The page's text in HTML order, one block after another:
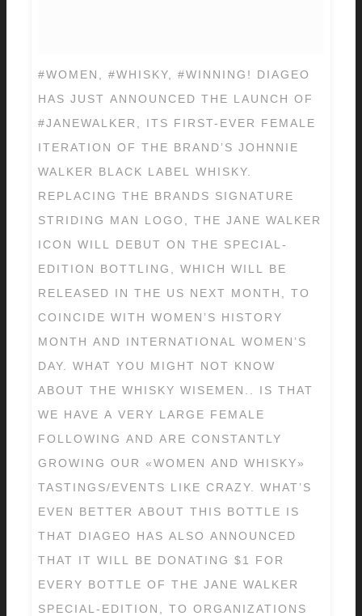
#WOMEN, #WHISKY, #WINNING! DIAGEO
HAS JUST ANNOUNCED THE LAUNCH OF
#JANEWALKER, ITS FIRST-EVER FEMALE
ITERATION OF THE BRAND’S JOHNNIE
WALKER BLACK LABEL WHISKY.
REPLACING THE BRANDS SIGNATURE
STRIDING MAN LOGO, THE JANE WALKER
ICON WILL DEBUT ON THE SPECIAL-
EDITION BOTTLING, WHICH WILL BE
RELEASED IN THE US NEXT MONTH, TO
COINCIDE WITH WOMEN’S HISTORY
MONTH AND INTERNATIONAL WOMEN’S
DAY. WHAT YOU MIGHT NOT KNOW
ABOUT THE WHISKY WISEMEN.. IS THAT
WE HAVE A VERY LARGE FEMALE
FOLLOWING AND ARE CONSTANTLY
GROWING OUR «WOMEN AND WHISKY»
TASTINGS/EVENTS LIKE CRAZY. WHAT’S
EVEN BETTER ABOUT THIS BOTTLE IS
THAT DIAGEO HAS ALSO ANNOUNCED
THAT IT WILL BE DONATING $1 FOR
EVERY BOTTLE OF THE JANE WALKER
SPECIAL-EDITION, TO ORGANIZATIONS